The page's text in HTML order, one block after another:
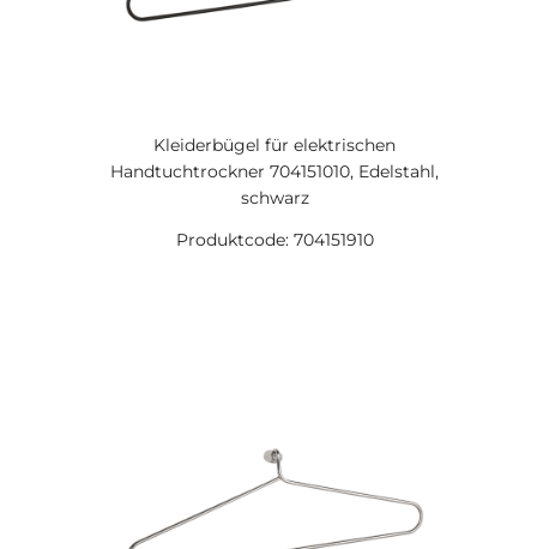
Kleiderbügel für elektrischen
Handtuchtrockner 704151010, Edelstahl,
schwarz
Produktcode: 704151910